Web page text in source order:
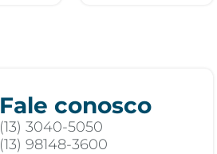
Fale conosco
(13) 3040-5050
(13) 98148-3600